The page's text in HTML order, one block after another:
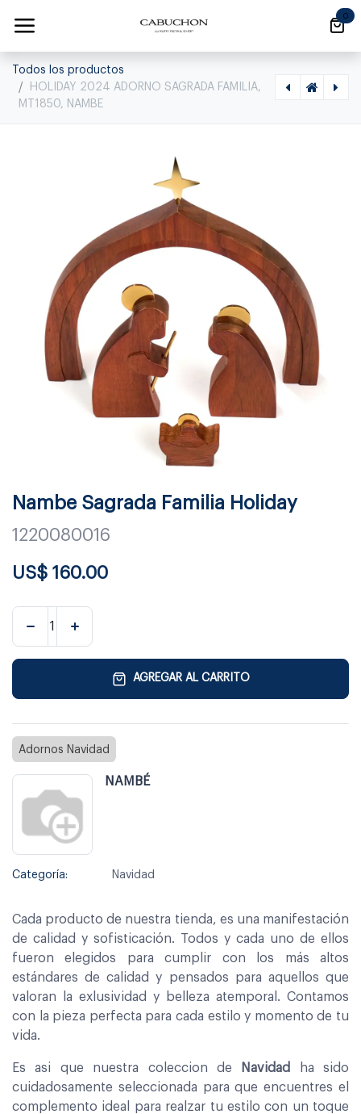
0
Todos los productos
HOLIDAY 2024 ADORNO SAGRADA FAMILIA,
MT1850, NAMBE
Nambe Sagrada Familia Holiday
1220080016
US$ 160.00
AGREGAR AL CARRITO
Adornos Navidad
NAMBÉ
Categoría: Navidad
Cada producto de nuestra tienda, es una manifestación
de calidad y sofisticación. Todos y cada uno de ellos
fueron elegidos para cumplir con los más altos
estándares de calidad y pensados para aquellos que
valoran la exlusividad y belleza atemporal. Contamos
con la pieza perfecta para cada estilo y momento de tu
vida.
Es asi que nuestra coleccion de Navidad
ha sido
cuidadosamente seleccionada para que encuentres el
complemento ideal para realzar tu estilo con un toque